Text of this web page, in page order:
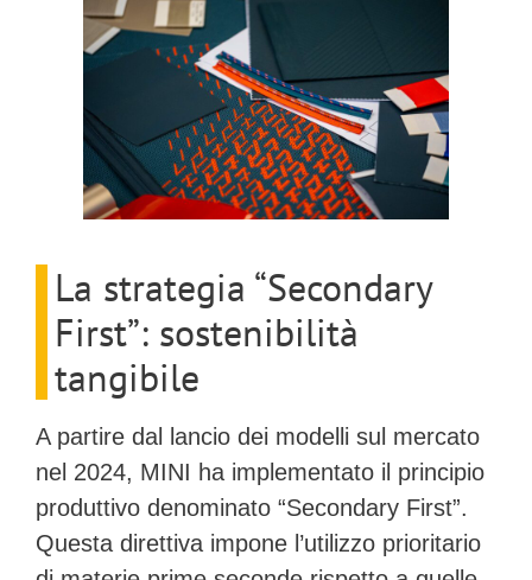
La strategia “Secondary
First”: sostenibilità
tangibile
A partire dal lancio dei modelli sul mercato
nel 2024, MINI ha implementato il principio
produttivo denominato “Secondary First”.
Questa direttiva impone l’utilizzo prioritario